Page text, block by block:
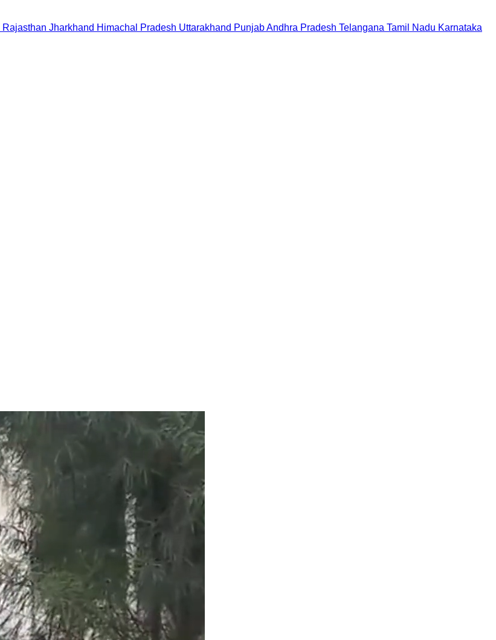
Rajasthan Jharkhand Himachal Pradesh Uttarakhand PunjabAndhra Pradesh Telangana Tamil Nadu Karnataka